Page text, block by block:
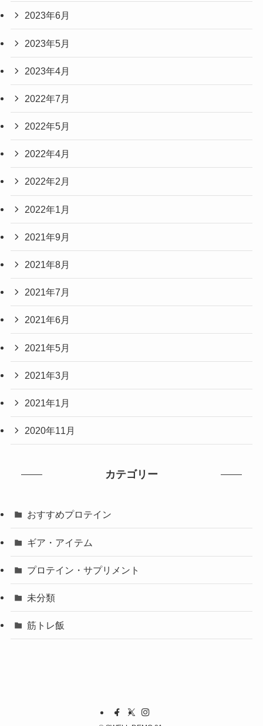
2023年6月
2023年5月
2023年4月
2022年7月
2022年5月
2022年4月
2022年2月
2022年1月
2021年9月
2021年8月
2021年7月
2021年6月
2021年5月
2021年3月
2021年1月
2020年11月
カテゴリー
おすすめプロテイン
ギア・アイテム
プロテイン・サプリメント
未分類
筋トレ飯